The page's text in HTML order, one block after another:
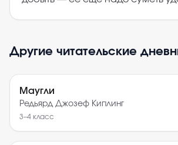
Другие читательские
Маугли
Редьярд Джозеф Киплинг
3–4 класс